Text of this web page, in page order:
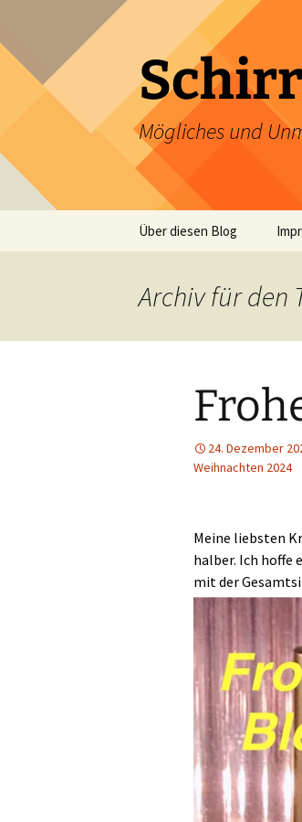
springen
Mögliches und
Über diesen Blog
Archiv für den
24. Dezember
Weihnachten 2024
Meine liebsten
halber. Ich hoffe
mit der